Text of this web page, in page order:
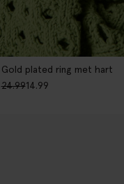
Gold plated ring met hart
24.9914.99